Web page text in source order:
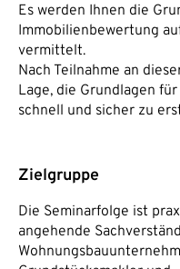
Es werden Ihnen die
Immobilienbewertung
vermittelt.
Nach Teilnahme an
Lage, die Grundlagen
schnell und sicher zu
Zielgruppe
Die Seminarfolge ist
angehende